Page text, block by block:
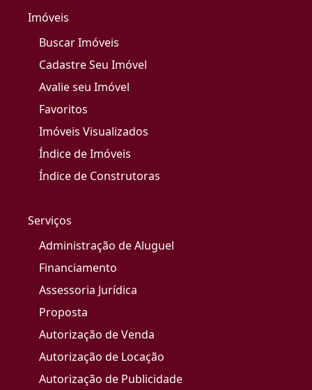
Imóveis
Buscar Imóveis
Cadastre Seu Imóvel
Avalie seu Imóvel
Favoritos
Imóveis Visualizados
Índice de Imóveis
Índice de Construtoras
Serviços
Administração de Aluguel
Financiamento
Assessoria Jurídica
Proposta
Autorização de Venda
Autorização de Locação
Autorização de Publicidade